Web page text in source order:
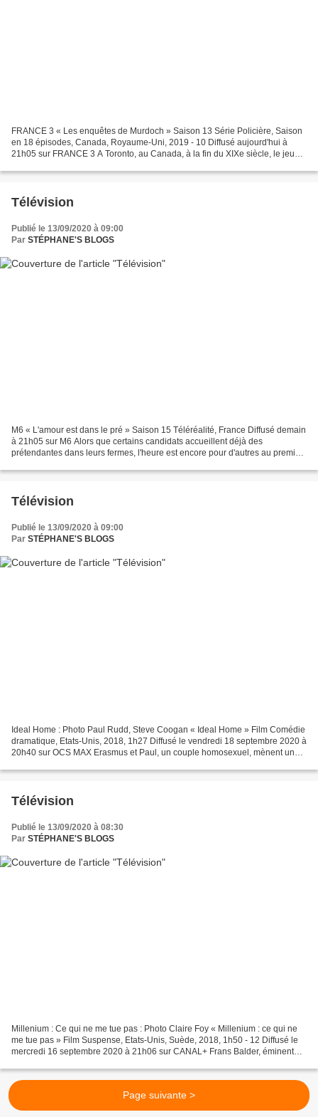
FRANCE 3 « Les enquêtes de Murdoch » Saison 13 Série Policière, Saison
en 18 épisodes, Canada, Royaume-Uni, 2019 - 10 Diffusé aujourd'hui à
21h05 sur FRANCE 3 A Toronto, au Canada, à la fin du XIXe siècle, le jeune
Télévision
Publié le 13/09/2020 à 09:00
Par STÉPHANE'S BLOGS
M6 « L'amour est dans le pré » Saison 15 Téléréalité, France Diffusé demain
à 21h05 sur M6 Alors que certains candidats accueillent déjà des
prétendantes dans leurs fermes, l'heure est encore pour d'autres au premier
Télévision
Publié le 13/09/2020 à 09:00
Par STÉPHANE'S BLOGS
Ideal Home : Photo Paul Rudd, Steve Coogan « Ideal Home » Film Comédie
dramatique, Etats-Unis, 2018, 1h27 Diffusé le vendredi 18 septembre 2020 à
20h40 sur OCS MAX Erasmus et Paul, un couple homosexuel, mènent une
Télévision
Publié le 13/09/2020 à 08:30
Par STÉPHANE'S BLOGS
Millenium : Ce qui ne me tue pas : Photo Claire Foy « Millenium : ce qui ne
me tue pas » Film Suspense, Etats-Unis, Suède, 2018, 1h50 - 12 Diffusé le
mercredi 16 septembre 2020 à 21h06 sur CANAL+ Frans Balder, éminent
Page suivante >